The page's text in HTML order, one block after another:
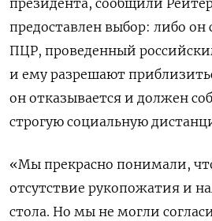
президента, сообщили
предоставлен выбор: либо он
ПЦР, проведенный
и ему разрешают
он отказывается и должен
строгую социальную
«Мы прекрасно понимали,
отсутствие рукопожатия и
стола. Но мы не могли